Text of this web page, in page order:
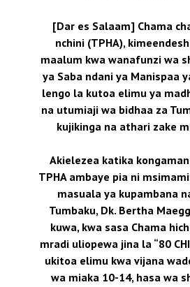
[Dar es Salaam] Chama
nchini (TPHA),
maalum kwa wanafunzi wa
ya Saba ndani ya Manispaa
lengo la kutoa elimu ya
na utumiaji wa bidhaa za
kujikinga na athari zake
Akielezea katika
TPHA ambaye pia ni
masuala ya kupambana
Tumbaku, Dk. Bertha
kuwa, kwa sasa Chama
mradi uliopewa jina la “80
ukitoa elimu kwa vijana
wa miaka 10-14, hasa wa